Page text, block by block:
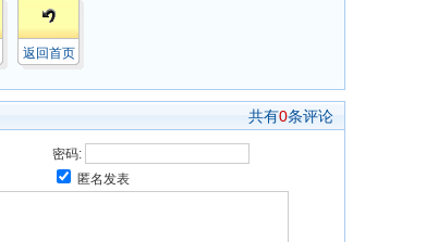
返回首页
共有0条评论
密码:
匿名发表